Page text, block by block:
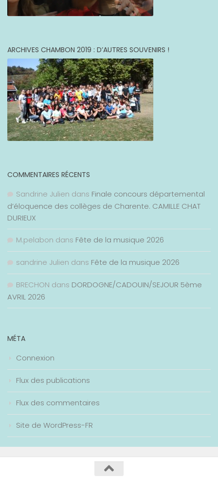
ARCHIVES CHAMBON 2019 : D’AUTRES SOUVENIRS !
COMMENTAIRES RÉCENTS
Sandrine Julien dans Finale concours départemental
d’éloquence des collèges de Charente. CAMILLE CHAT
DURIEUX
M.pelabon dans Fête de la musique 2026
sandrine Julien dans Fête de la musique 2026
BRECHON dans DORDOGNE/CADOUIN/SEJOUR 5ème
AVRIL 2026
MÉTA
Connexion
Flux des publications
Flux des commentaires
Site de WordPress-FR